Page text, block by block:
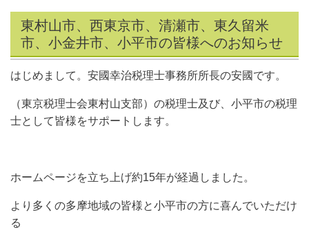
東村山市、西東京市、清瀬市、東久留米
市、小金井市、小平市の皆様へのお知らせ
はじめまして。安國幸治税理士事務所所長の安國です。
（東京税理士会東村山支部）の税理士及び、小平市の税理
士として皆様をサポートします。
ホームページを立ち上げ約15年が経過しました。
より多くの多摩地域の皆様と小平市の方に喜んでいただけ
る